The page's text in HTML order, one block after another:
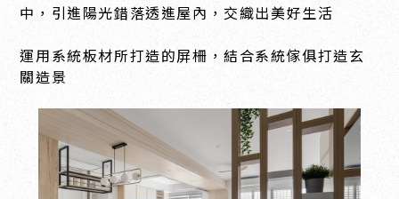
中，引進陽光錯落透進屋內，交織出美好生活
運用系統板材所打造的屏柵，結合系統傢俱打造玄
關造景